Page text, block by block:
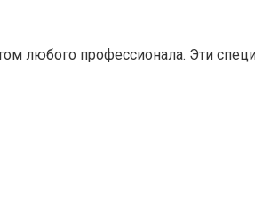
любого профессионала. Эти